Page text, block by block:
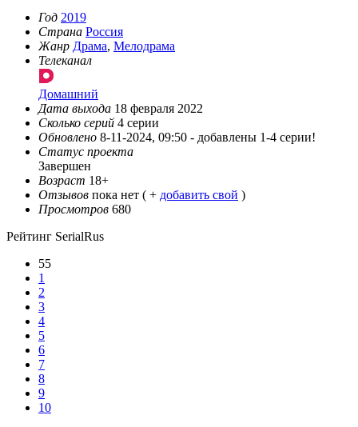
Год 2019
Страна Россия
Жанр Драма, Мелодрама
Телеканал
Домашний
Дата выхода 18 февраля 2022
Сколько серий 4 серии
Обновлено 8-11-2024, 09:50 - добавлены 1-4 серии!
Статус проекта
Завершен
Возраст 18+
Отзывов пока нет ( + добавить свой )
Просмотров 680
Рейтинг SerialRus
55
1
2
3
4
5
6
7
8
9
10